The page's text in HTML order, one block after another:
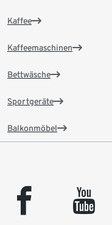
Kaffee
Kaffeemaschinen
Bettwäsche
Sportgeräte
Balkonmöbel
facebook youtube